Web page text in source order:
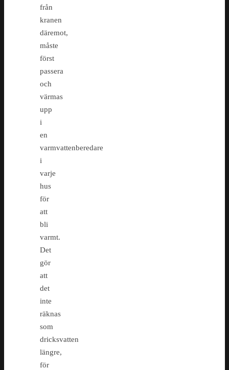
från
kranen
däremot,
måste
först
passera
och
värmas
upp
i
en
varmvattenberedare
i
varje
hus
för
att
bli
varmt.
Det
gör
att
det
inte
räknas
som
dricksvatten
längre,
för